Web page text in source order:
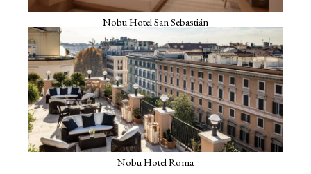
Nobu Hotel San Sebastián
Nobu Hotel Roma